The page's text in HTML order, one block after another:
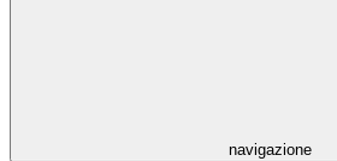
navigazione